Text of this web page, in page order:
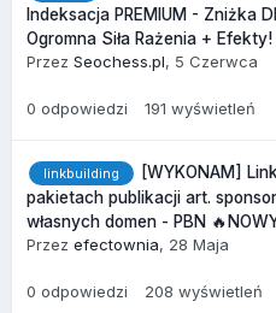
Indeksacja PREMIUM - Zniżka
Ogromna Siła Rażenia + Efekty!
Przez Seochess.pl, 5 Czerwca
0 odpowiedzi 191 wyświetleń
linkbuilding
[WYKONAM]
pakietach publikacji art.
własnych domen - PBN
Przez efectownia, 28 Maja
0 odpowiedzi 208 wyświetleń